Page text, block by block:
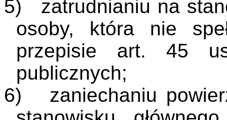
5)
zatrudnianiu na
osoby, która nie
przepisie art. 45
publicznych;
6)
zaniechaniu